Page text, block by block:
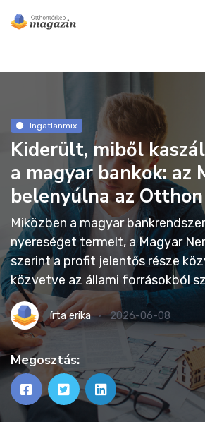
Ingatlanmix
Kiderült, miből
a magyar bankok: az
belenyúlna az
Miközben a magyar
nyereséget termelt, a Magyar
szerint a profit jelentős része
közvetve az állami forrásokból
írtaerika 2026-06-08
Megosztás: